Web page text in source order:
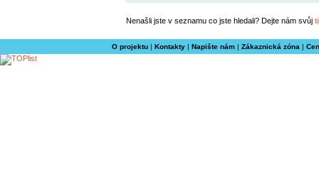
Nenašli jste v seznamu co jste hledali? Dejte nám svůj
O projektu| Kontakty| Napište nám| Zákaznická zóna |